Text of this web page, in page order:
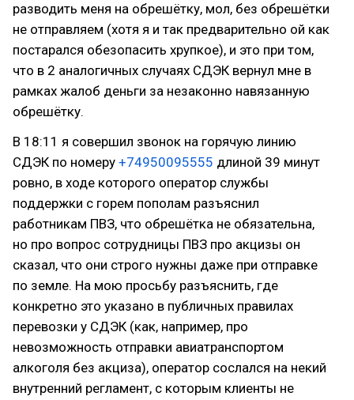
разводить меня на обрешётку, мол, без обрешётки
не отправляем (хотя я и так предварительно ой как
постарался обезопасить хрупкое), и это при том,
что в 2 аналогичных случаях СДЭК вернул мне в
рамках жалоб деньги за незаконно навязанную
обрешётку.
В 18:11 я совершил звонок на горячую линию
СДЭК по номеру +74950095555 длиной 39 минут
ровно, в ходе которого оператор службы
поддержки с горем пополам разъяснил
работникам ПВЗ, что обрешётка не обязательна,
но про вопрос сотрудницы ПВЗ про акцизы он
сказал, что они строго нужны даже при отправке
по земле. На мою просьбу разъяснить, где
конкретно это указано в публичных правилах
перевозки у СДЭК (как, например, про
невозможность отправки авиатранспортом
алкоголя без акциза), оператор сослался на некий
внутренний регламент, с которым клиенты не